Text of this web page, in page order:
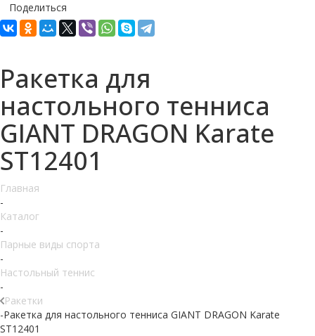
Поделиться
Ракетка для
настольного тенниса
GIANT DRAGON Karate
ST12401
Главная
-
Каталог
-
Парные виды спорта
-
Настольный теннис
-
Ракетки
-Ракетка для настольного тенниса GIANT DRAGON Karate
ST12401